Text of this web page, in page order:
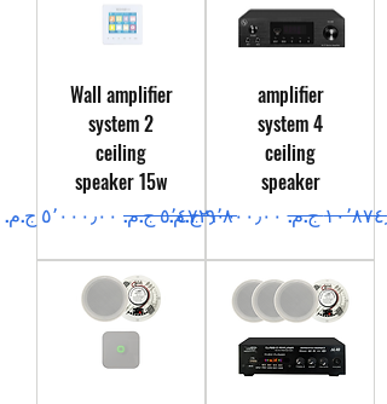
amplifier
system 4
ceiling
speaker
عادي
سعر البيع
Wall amplifier
system 2
ceiling
speaker 15w
سعر عادي
سعر البيع